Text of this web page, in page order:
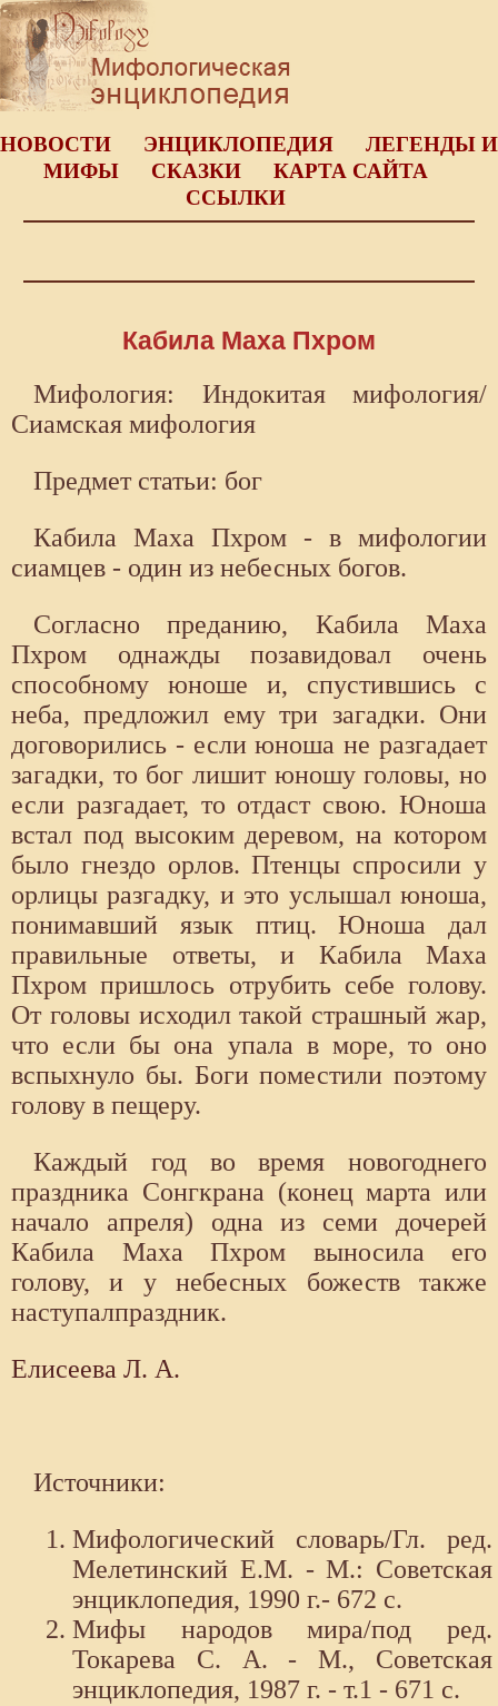
НОВОСТИ ЭНЦИКЛОПЕДИЯ
ЛЕГЕНДЫ И
МИФЫ
СКАЗКИ
КАРТА САЙТА
ССЫЛКИ
Кабила Маха Пхром
Мифология: Индокитая мифология/
Сиамская мифология
Предмет статьи: бог
Кабила Маха Пхром - в мифологии
сиамцев - один из небесных богов.
Согласно преданию, Кабила Маха
Пхром однажды позавидовал очень
способному юноше и, спустившись с
неба, предложил ему три загадки. Они
договорились - если юноша не разгадает
загадки, то бог лишит юношу головы, но
если разгадает, то отдаст свою. Юноша
встал под высоким деревом, на котором
было гнездо орлов. Птенцы спросили у
орлицы разгадку, и это услышал юноша,
понимавший язык птиц. Юноша дал
правильные ответы, и Кабила Маха
Пхром пришлось отрубить себе голову.
От головы исходил такой страшный жар,
что если бы она упала в море, то оно
вспыхнуло бы. Боги поместили поэтому
голову в пещеру.
Каждый год во время новогоднего
праздника Сонгкрана (конец марта или
начало апреля) одна из семи дочерей
Кабила Маха Пхром выносила его
голову, и у небесных божеств также
наступалпраздник.
Елисеева Л. А.
Источники:
Мифологический словарь/Гл. ред.
Мелетинский Е.М. - М.: Советская
энциклопедия, 1990 г.- 672 с.
Мифы народов мира/под ред.
Токарева С. А. - М., Советская
энциклопедия, 1987 г. - т.1 - 671 с.